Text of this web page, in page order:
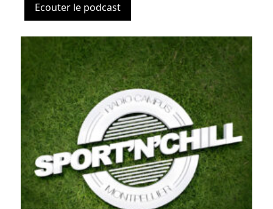
Ecouter le podcast